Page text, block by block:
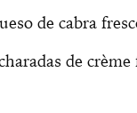
de cabra
de crème